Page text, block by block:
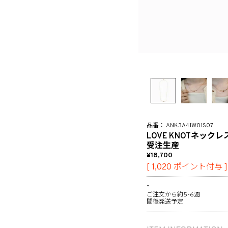
ANK3A41W01S07
LOVE KNOTネックレ
受注生産
18,700
[ 1,020 ポイント付与 ]
-
ご注文から約5-6週
間後発送予定